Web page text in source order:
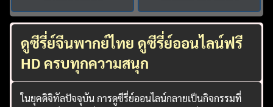
ดูซีรี่ย์จีนพากย์ไทย ดูซีรี่ย์ออนไลน์ฟรี
HD ครบทุกความสนุก
ในยุคดิจิทัลปัจจุบัน การดูซีรี่ย์ออนไลน์กลายเป็นกิจกรรมที่